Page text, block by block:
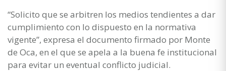
“Solicito que se arbitren los medios tendientes a dar
cumplimiento con lo dispuesto en la normativa
vigente”, expresa el documento firmado por Monte
de Oca, en el que se apela a la buena fe institucional
para evitar un eventual conflicto judicial.